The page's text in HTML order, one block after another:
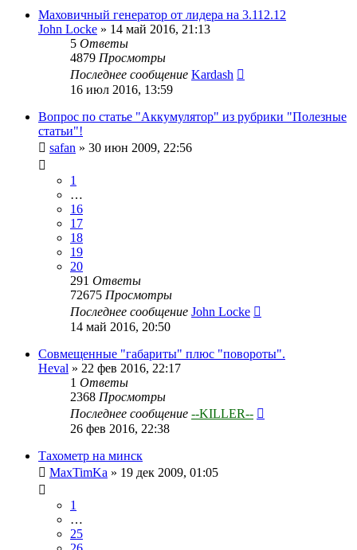
Маховичный генератор от лидера на 3.112.12
John Locke » 14 май 2016, 21:13
5 Ответы
4879 Просмотры
Последнее сообщение Kardash
16 июл 2016, 13:59
Вопрос по статье "Аккумулятор" из рубрики "Полезные
статьи"!
safan » 30 июн 2009, 22:56
1
…
16
17
18
19
20
291 Ответы
72675 Просмотры
Последнее сообщение John Locke
14 май 2016, 20:50
Совмещенные "габариты" плюс "повороты".
Heval » 22 фев 2016, 22:17
1 Ответы
2368 Просмотры
Последнее сообщение --KILLER--
26 фев 2016, 22:38
Тахометр на минск
MaxTimKa » 19 дек 2009, 01:05
1
…
25